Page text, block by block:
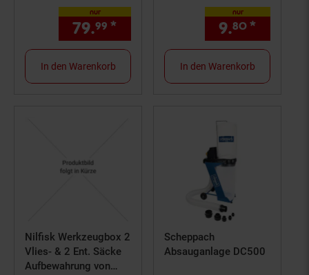
Stahlrohr)
nur
79.99 * € Sternchen
In den Warenkorb
nur
9.80 *
In den Warenkorb
Nilfisk Werkzeugbox 2
Vlies- & 2 Ent. Säcke
Aufbewahrung von
Scheppach
Absauganlage DC500